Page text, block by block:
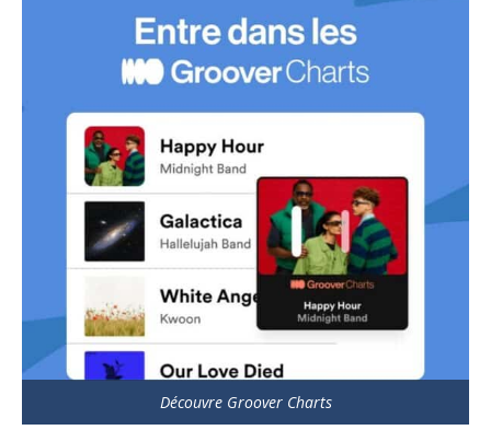
Découvre Groover Charts